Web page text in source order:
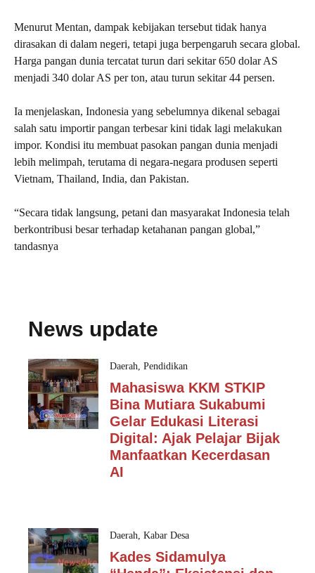
Menurut Mentan, dampak kebijakan tersebut tidak hanya
dirasakan di dalam negeri, tetapi juga berpengaruh secara global.
Harga pangan dunia tercatat turun dari sekitar 650 dolar AS
menjadi 340 dolar AS per ton, atau turun sekitar 44 persen.
Ia menjelaskan, Indonesia yang sebelumnya dikenal sebagai
salah satu importir pangan terbesar kini tidak lagi melakukan
impor. Kondisi itu membuat pasokan pangan dunia menjadi
lebih melimpah, terutama di negara-negara produsen seperti
Vietnam, Thailand, India, dan Pakistan.
“Secara tidak langsung, petani dan masyarakat Indonesia telah
berkontribusi besar terhadap ketahanan pangan global,”
tandasnya
News update
Daerah, Pendidikan
Mahasiswa KKM STKIP
Bina Mutiara Sukabumi
Gelar Edukasi Literasi
Digital: Ajak Pelajar Bijak
Manfaatkan Kecerdasan
AI
Daerah, Kabar Desa
Kades Sidamulya